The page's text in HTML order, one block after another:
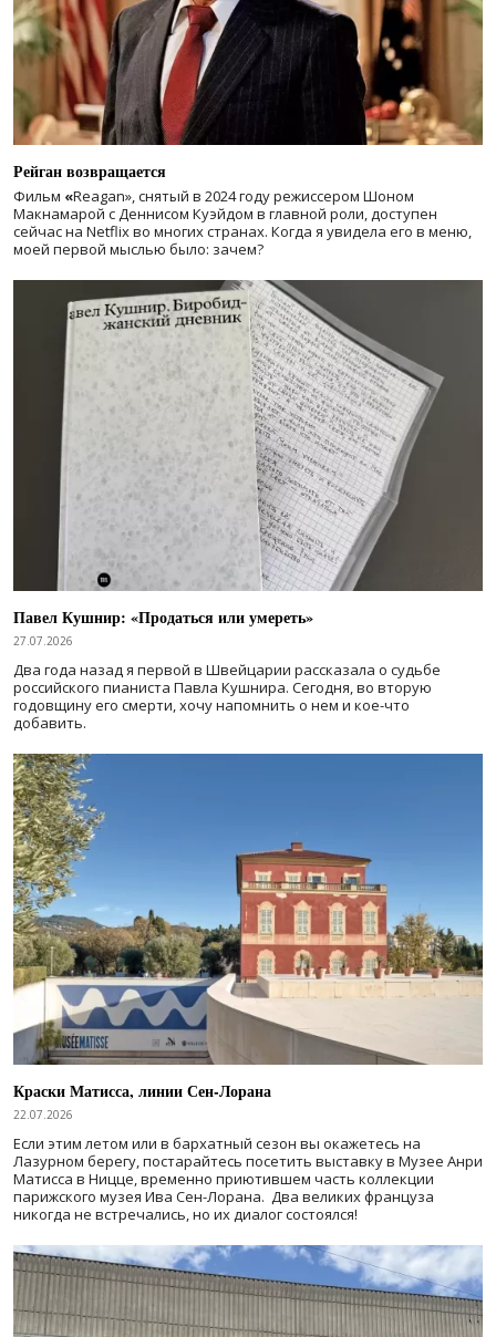
Рейган возвращается
Фильм «Reagan», снятый в 2024 годурежиссером Шоном
Макнамарой с Деннисом Куэйдом в главной роли, доступен
сейчас на Netflix во многих странах. Когда я увидела его в меню,
моей первой мыслью было: зачем?
Павел Кушнир: «Продаться или умереть»
27.07.2026
Два года назад я первой в Швейцарии рассказала о судьбе
российского пианиста Павла Кушнира. Сегодня, во вторую
годовщину его смерти, хочу напомнить о нем и кое-что
добавить.
Краски Матисса, линии Сен-Лорана
22.07.2026
Если этим летом или в бархатный сезон вы окажетесь на
Лазурном берегу, постарайтесь посетить выставку в Музее Анри
Матисса в Ницце, временно приютившем часть коллекции
парижского музея Ива Сен-Лорана. Два великих француза
никогда не встречались, но их диалог состоялся!